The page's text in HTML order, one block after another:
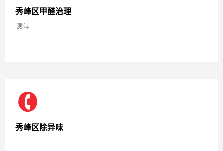
秀峰区甲醛治理
测试
秀峰区除异味